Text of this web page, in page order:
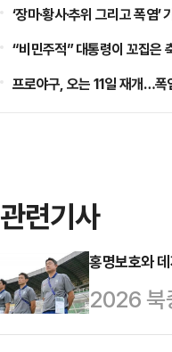
‘장마·황사·추위 그리고 폭염
“비민주적” 대통령이 꼬집은
프로야구, 오는 11일 재개…
관련기사
홍명보호와
2026 북
의 불안